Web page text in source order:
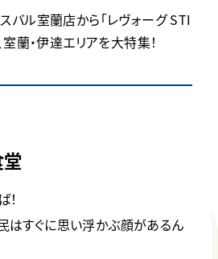
ル室蘭店から「レヴォーグ STI
蘭・伊達エリアを大特集！
はすぐに思い浮かぶ顔があるん